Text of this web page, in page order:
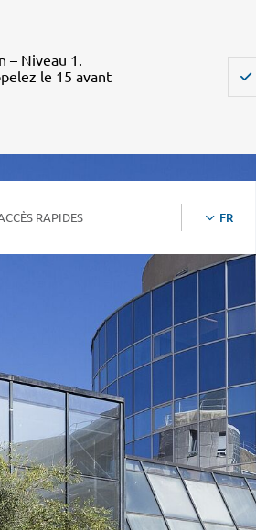
– Niveau 1.
le 15 avant
RAPIDES FR